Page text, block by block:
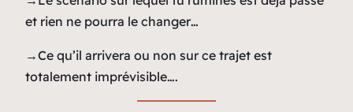
et rien ne pourra le changer…
→Ce qu’il arrivera ou non sur ce trajet est
totalement imprévisible….